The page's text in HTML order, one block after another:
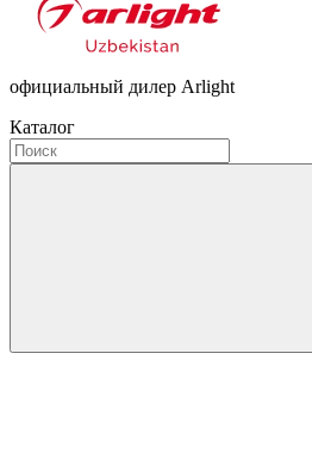
официальный дилер Arlight
Каталог